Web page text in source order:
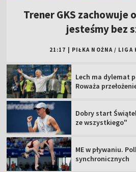
Trener GKS
jesteśmy bez
21:17 PIŁKA NOŻNA / LIGA
Lech ma dylemat
Roważa
Dobry start
ze wszystkiego"
ME w pływaniu.
synchronicznych